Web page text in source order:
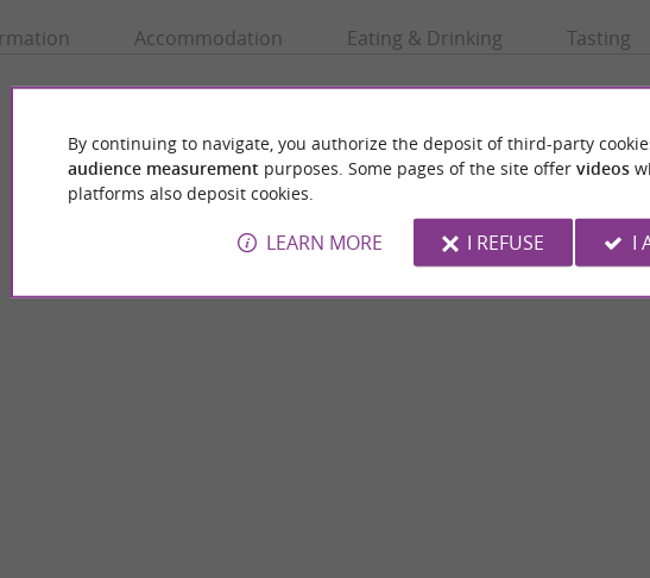
Accommodation Eating & Drinking Tasting
By continuing to navigate, you authorize the deposit of third-party
audience measurement purposes. Some pages of the site offer videos
platforms also deposit cookies.
LEARN MORE I REFUSE I